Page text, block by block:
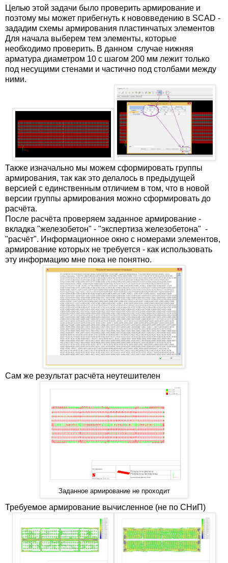
Целью этой задачи было проверить армирование и
поэтому мы может прибегнуть к нововведению в SCAD -
зададим схемы армирования пластинчатых элементов
Для начала выберем тем элементы, которые
необходимо проверить. В данном случае нижняя
арматура диаметром 10 с шагом 200 мм лежит только
под несущими стенами и частично под столбами между
ними.
Также изначально мы можем сформировать группы
армирования, так как это делалось в предыдущей
версией с единственным отличием в том, что в новой
версии группы армирования можно сформировать до
расчёта.
После расчёта проверяем заданное армирование -
вкладка "железобетон" - "экспертиза железобетона" -
"расчёт". Информационное окно с номерами элементов,
армирование которых не требуется - как использовать
эту информацию мне пока не понятно.
Сам же результат расчёта неутешителен
Заданное армирование не проходит
Требуемое армирование вычисленное (не по СНиП)